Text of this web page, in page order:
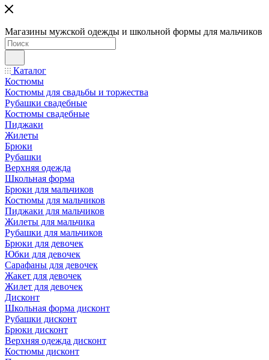
Магазины мужской одежды и школьной формы для мальчиков
Каталог
Костюмы
Костюмы для свадьбы и торжества
Рубашки свадебные
Костюмы свадебные
Пиджаки
Жилеты
Брюки
Рубашки
Верхняя одежда
Школьная форма
Брюки для мальчиков
Костюмы для мальчиков
Пиджаки для мальчиков
Жилеты для мальчика
Рубашки для мальчиков
Брюки для девочек
Юбки для девочек
Сарафаны для девочек
Жакет для девочек
Жилет для девочек
Дисконт
Школьная форма дисконт
Рубашки дисконт
Брюки дисконт
Верхняя одежда дисконт
Костюмы дисконт